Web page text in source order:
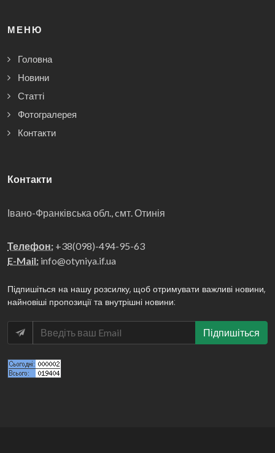
МЕНЮ
Головна
Новини
Статті
Фотогралерея
Контакти
Контакти
Івано-Франківська обл., cмт. Отинія
Телефон: +38(098)-494-95-63
E-Mail: info@otyniya.if.ua
Підпишіться на нашу розсилку, щоб отримувати важливі новини,
найновіші пропозиції та внутрішні новини:
Підпишіться